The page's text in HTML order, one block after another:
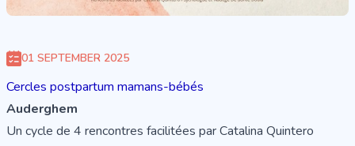
01 SEPTEMBER 2025
Cercles postpartum mamans-bébés
Auderghem
Un cycle de 4 rencontres facilitées par Catalina Quintero